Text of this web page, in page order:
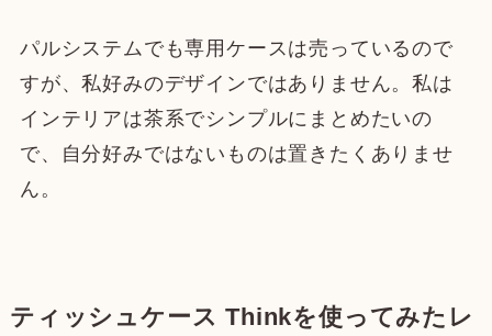
パルシステムでも専用ケースは売っているので
すが、私好みのデザインではありません。私は
インテリアは茶系でシンプルにまとめたいの
で、自分好みではないものは置きたくありませ
ん。
ティッシュケース Thinkを使ってみたレ